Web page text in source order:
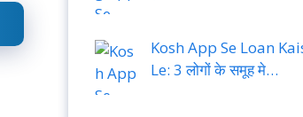
Kosh App Se Loan
Le: 3 लोगों के समूह मे…